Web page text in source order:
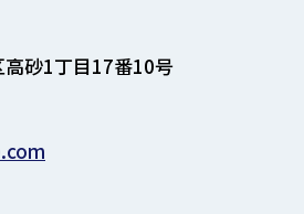
砂1丁目17番10号